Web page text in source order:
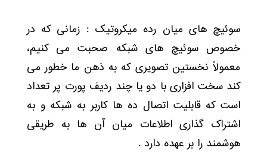
سوئیچ های میان رده میکروتیک : زمانی که در
خصوص سوئیچ های شبکه صحبت می کنیم،
معمولاً نخستین تصویری که به ذهن ما خطور می
کند سخت افزاری با دو یا چند ردیف پورت پر تعداد
است که قابلیت اتصال ده ها کاربر به شبکه و به
اشتراک گذاری اطلاعات میان آن ها به طریقی
هوشمند را بر عهده دارد .